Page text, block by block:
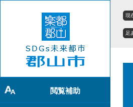
で
す
。
ば
し
て
閲覧補助
現
足